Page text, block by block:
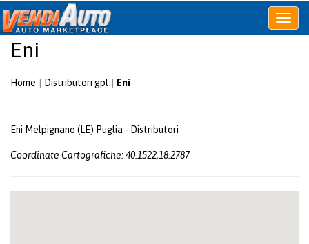
Apri
o
Eni
Home Distributori gpl Eni
Eni Melpignano (LE) Puglia - Distributori
Coordinate Cartografiche: 40.1522,18.2787